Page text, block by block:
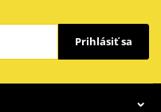
Prihlásiť sa